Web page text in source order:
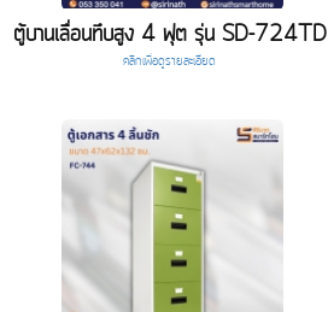
ตู้บานเลื่อนทึบสูง 4 ฟุต รุ่น SD-724TD
คลิกเพื่อดูรายละเอียด